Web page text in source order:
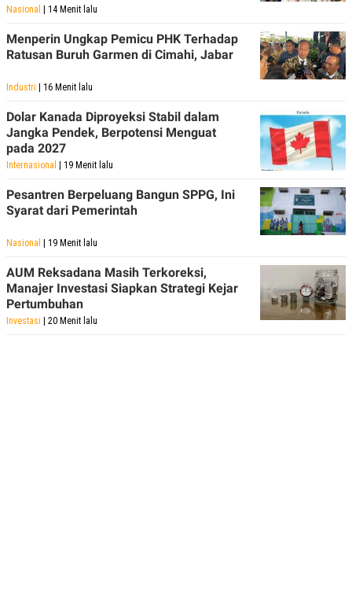
Nasional | 14 Menit lalu
Menperin Ungkap Pemicu PHK Terhadap
Ratusan Buruh Garmen di Cimahi, Jabar
Industri | 16 Menit lalu
Dolar Kanada Diproyeksi Stabil dalam
Jangka Pendek, Berpotensi Menguat
pada 2027
Internasional | 19 Menit lalu
Pesantren Berpeluang Bangun SPPG, Ini
Syarat dari Pemerintah
Nasional | 19 Menit lalu
AUM Reksadana Masih Terkoreksi,
Manajer Investasi Siapkan Strategi Kejar
Pertumbuhan
Investasi | 20 Menit lalu